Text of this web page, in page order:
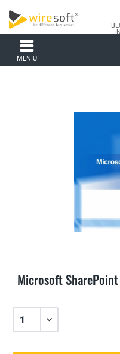
MENIU
Microsoft